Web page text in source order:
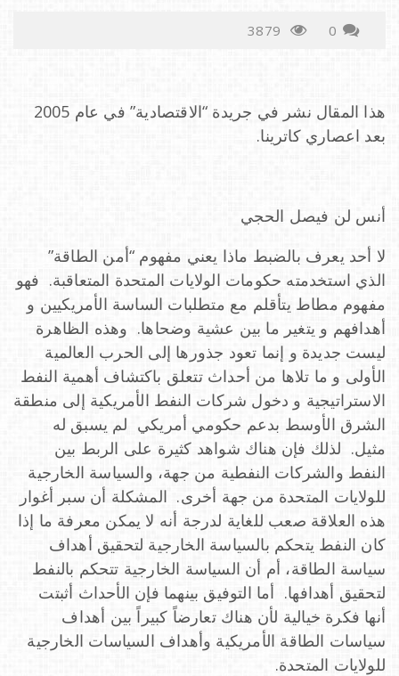
a
t
i
o
n
0
هذا المقال نشر في جريدة “الاقتصادية” في عام 2005
بعد اعصاري كاترينا.
أنس لن فيصل الحجي
لا أحد يعرف بالضبط ماذا يعني مفهوم “أمن الطاقة”
الذي استخدمته حكومات الولايات المتحدة المتعاقبة. فهو
مفهوم مطاط يتأقلم مع متطلبات الساسة الأمريكيين و
أهدافهم و يتغير ما بين عشية وضحاها. وهذه الظاهرة
ليست جديدة و إنما تعود جذورها إلى الحرب العالمية
الأولى و ما تلاها من أحداث تتعلق باكتشاف أهمية النفط
الاستراتيجية و دخول شركات النفط الأمريكية إلى منطقة
الشرق الأوسط بدعم حكومي أمريكي لم يسبق له
مثيل. لذلك فإن هناك شواهد كثيرة على الربط بين
النفط والشركات النفطية من جهة، والسياسة الخارجية
للولايات المتحدة من جهة أخرى. المشكلة أن سبر أغوار
هذه العلاقة صعب للغاية لدرجة أنه لا يمكن معرفة ما إذا
كان النفط يتحكم بالسياسة الخارجية لتحقيق أهداف
سياسة الطاقة، أم أن السياسة الخارجية تتحكم بالنفط
لتحقيق أهدافها. أما التوفيق بينهما فإن الأحداث أثبتت
أنها فكرة خيالية لأن هناك تعارضاً كبيراً بين أهداف
سياسات الطاقة الأمريكية وأهداف السياسات الخارجية
للولايات المتحدة.